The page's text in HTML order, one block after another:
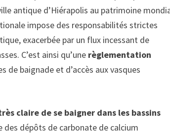
antique d’Hiérapolis au patrimoine
impose des responsabilités strictes
exacerbée par un flux incessant de
C’est ainsi qu’une règlementation
baignade et d’accès aux vasques
claire de se baigner dans les bassins
des dépôts de carbonate de calcium